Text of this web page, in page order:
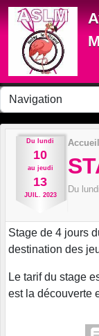
Du lundi
10
au jeudi
13
JUIL. 2023
Accueil
Du lundi
Stage de 4 jours
destination des
Le tarif du stage
est la découverte
Panneau de